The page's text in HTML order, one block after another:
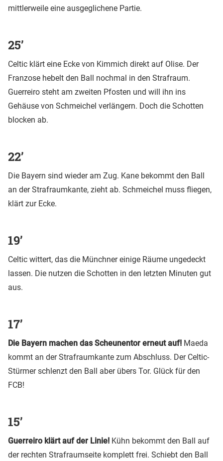
mittlerweile eine ausgeglichene Partie.
25’
Celtic klärt eine Ecke von Kimmich direkt auf Olise. Der
Franzose hebelt den Ball nochmal in den Strafraum.
Guerreiro steht am zweiten Pfosten und will ihn ins
Gehäuse von Schmeichel verlängern. Doch die Schotten
blocken ab.
22’
Die Bayern sind wieder am Zug. Kane bekommt den Ball
an der Strafraumkante, zieht ab. Schmeichel muss fliegen,
klärt zur Ecke.
19’
Celtic wittert, das die Münchner einige Räume ungedeckt
lassen. Die nutzen die Schotten in den letzten Minuten gut
aus.
17’
Die Bayern machen das Scheunentor erneut auf! Maeda
kommt an der Strafraumkante zum Abschluss. Der Celtic-
Stürmer schlenzt den Ball aber übers Tor. Glück für den
FCB!
15’
Guerreiro klärt auf der Linie! Kühn bekommt den Ball auf
der rechten Strafraumseite komplett frei. Schiebt den Ball